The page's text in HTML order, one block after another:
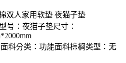
双人家用软垫 夜猫子垫
号：夜猫子垫尺寸：
料分类：功能面料棕榈类型：无